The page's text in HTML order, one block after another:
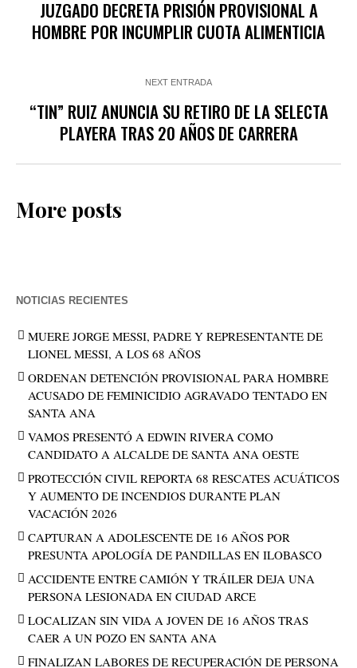
JUZGADO DECRETA PRISIÓN PROVISIONAL A
HOMBRE POR INCUMPLIR CUOTA ALIMENTICIA
NEXT ENTRADA
“TIN” RUIZ ANUNCIA SU RETIRO DE LA SELECTA
PLAYERA TRAS 20 AÑOS DE CARRERA
More posts
NOTICIAS RECIENTES
MUERE JORGE MESSI, PADRE Y REPRESENTANTE DE
LIONEL MESSI, A LOS 68 AÑOS
ORDENAN DETENCIÓN PROVISIONAL PARA HOMBRE
ACUSADO DE FEMINICIDIO AGRAVADO TENTADO EN
SANTA ANA
VAMOS PRESENTÓ A EDWIN RIVERA COMO
CANDIDATO A ALCALDE DE SANTA ANA OESTE
PROTECCIÓN CIVIL REPORTA 68 RESCATES ACUÁTICOS
Y AUMENTO DE INCENDIOS DURANTE PLAN
VACACIÓN 2026
CAPTURAN A ADOLESCENTE DE 16 AÑOS POR
PRESUNTA APOLOGÍA DE PANDILLAS EN ILOBASCO
ACCIDENTE ENTRE CAMIÓN Y TRÁILER DEJA UNA
PERSONA LESIONADA EN CIUDAD ARCE
LOCALIZAN SIN VIDA A JOVEN DE 16 AÑOS TRAS
CAER A UN POZO EN SANTA ANA
FINALIZAN LABORES DE RECUPERACIÓN DE PERSONA